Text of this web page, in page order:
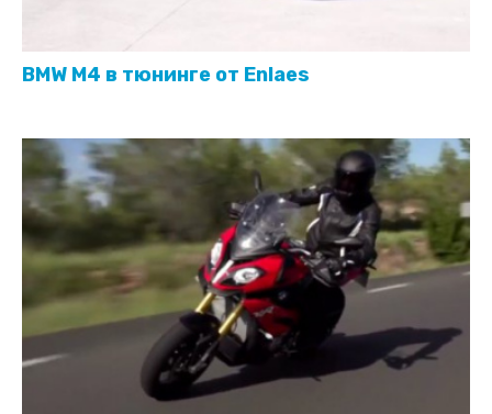
BMW M4 в тюнинге от Enlaes